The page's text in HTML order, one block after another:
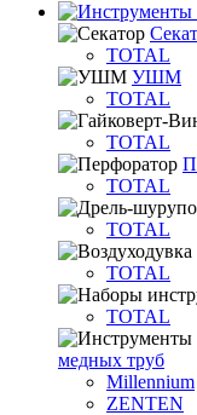
TOTAL
УШМ
TOTAL
TOTAL
TOTAL
TOTAL
TOTAL
TOTAL
медных труб
Millennium
ZENTEN